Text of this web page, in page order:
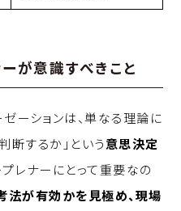
が意識すべきこと
ーションは、単なる理論に
断するか」という意思決定
プレナーにとって重要なの
法が有効かを見極め、現場